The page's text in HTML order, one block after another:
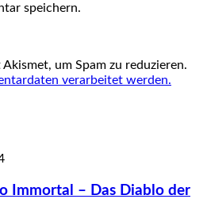
speichern.
um Spam zu reduzieren.
verarbeitet werden.
Immortal – Das Diablo der